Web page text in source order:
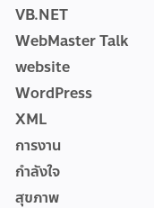
VB.NET
WebMaster Talk
website
WordPress
XML
การงาน
กำลังใจ
สุขภาพ